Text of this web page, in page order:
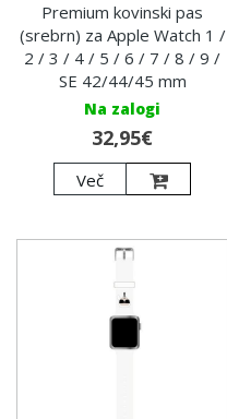
Premium kovinski pas
(srebrn) za Apple Watch 1 /
2 / 3 / 4 / 5 / 6 / 7 / 8 / 9 /
SE 42/44/45 mm
Na zalogi
32,95€
Več